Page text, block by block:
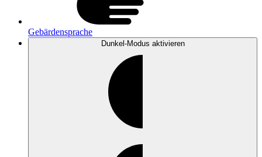
Gebärdensprache
Dunkel-Modus aktivieren